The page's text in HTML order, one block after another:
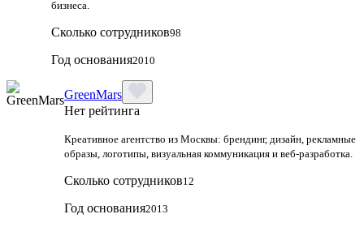
бизнеса.
Сколько сотрудников98
Год основания2010
GreenMars
Нет рейтинга
Креативное агентство из Москвы: брендинг, дизайн, рекламные
образы, логотипы, визуальная коммуникация и веб-разработка.
Сколько сотрудников12
Год основания2013